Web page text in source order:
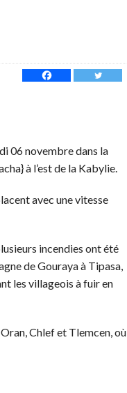
06 novembre dans la
à l’est de la Kabylie.
avec une vitesse
incendies ont été
de Gouraya à Tipasa,
les villageois à fuir en
Chlef et Tlemcen, où